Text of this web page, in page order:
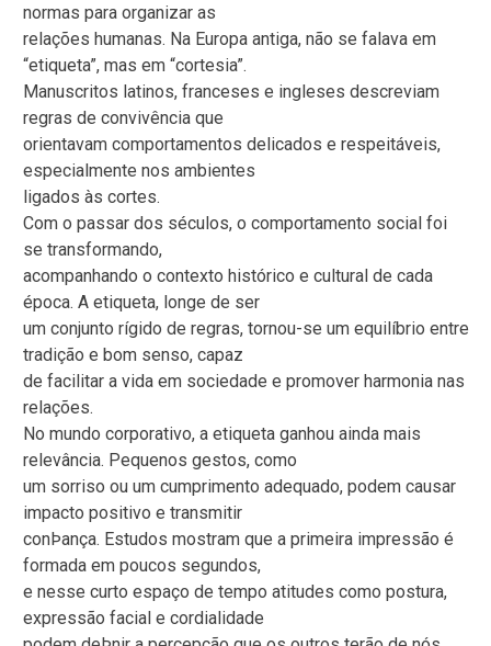
normas para organizar as
relações humanas. Na Europa antiga, não se falava em
“etiqueta”, mas em “cortesia”.
Manuscritos latinos, franceses e ingleses descreviam
regras de convivência que
orientavam comportamentos delicados e respeitáveis,
especialmente nos ambientes
ligados às cortes.
Com o passar dos séculos, o comportamento social foi
se transformando,
acompanhando o contexto histórico e cultural de cada
época. A etiqueta, longe de ser
um conjunto rígido de regras, tornou-se um equilíbrio entre
tradição e bom senso, capaz
de facilitar a vida em sociedade e promover harmonia nas
relações.
No mundo corporativo, a etiqueta ganhou ainda mais
relevância. Pequenos gestos, como
um sorriso ou um cumprimento adequado, podem causar
impacto positivo e transmitir
conÞança. Estudos mostram que a primeira impressão é
formada em poucos segundos,
e nesse curto espaço de tempo atitudes como postura,
expressão facial e cordialidade